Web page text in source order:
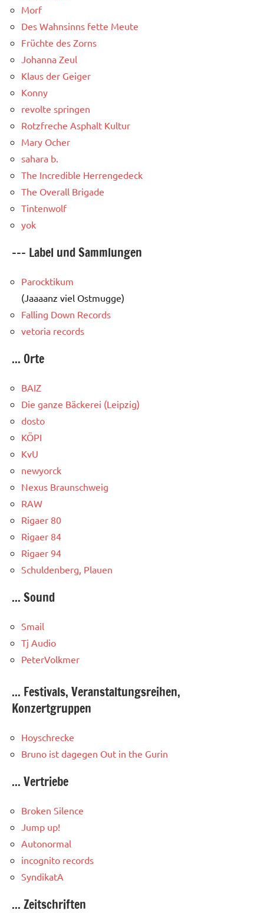
Morf
Des Wahnsinns fette Meute
Früchte des Zorns
Johanna Zeul
Klaus der Geiger
Konny
revolte springen
Rotzfreche Asphalt Kultur
Mary Ocher
sahara b.
The Incredible Herrengedeck
The Overall Brigade
Tintenwolf
yok
--- Label und Sammlungen
Parocktikum
(Jaaaanz viel Ostmugge)
Falling Down Records
vetoria records
... Orte
BAIZ
Die ganze Bäckerei (Leipzig)
dosto
KÖPI
KvU
newyorck
Nexus Braunschweig
RAW
Rigaer 80
Rigaer 84
Rigaer 94
Schuldenberg, Plauen
... Sound
Smail
Tj Audio
PeterVolkmer
... Festivals, Veranstaltungsreihen,
Konzertgruppen
Hoyschrecke
Bruno ist dagegen Out in the Gurin
... Vertriebe
Broken Silence
Jump up!
Autonormal
incognito records
SyndikatA
... Zeitschriften